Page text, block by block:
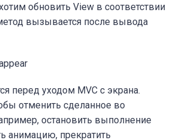
обновить View в соответствии
вызывается после вывода
перед уходом MVC c экрана.
отменить сделанное во
остановить выполнение
анимацию, прекратить